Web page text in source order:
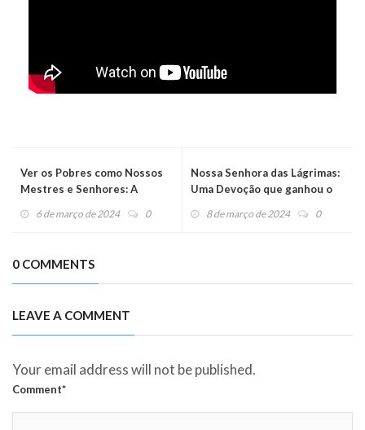
Ver os Pobres como Nossos
Mestres e Senhores: A
Misericórdia
6 de março de 2024 0
Nossa Senhora das Lágrimas:
Uma Devoção que ganhou o
8 de março de 2024 0
0 COMMENTS
LEAVE A COMMENT
Your email address will not be published.
Comment*